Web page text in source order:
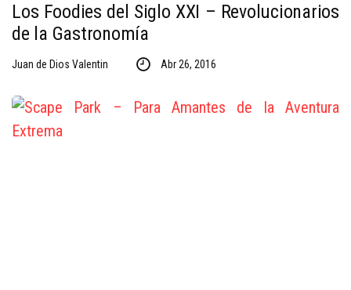
Los Foodies del Siglo XXI – Revolucionarios
de la Gastronomía
Juan de Dios Valentin Abr 26, 2016